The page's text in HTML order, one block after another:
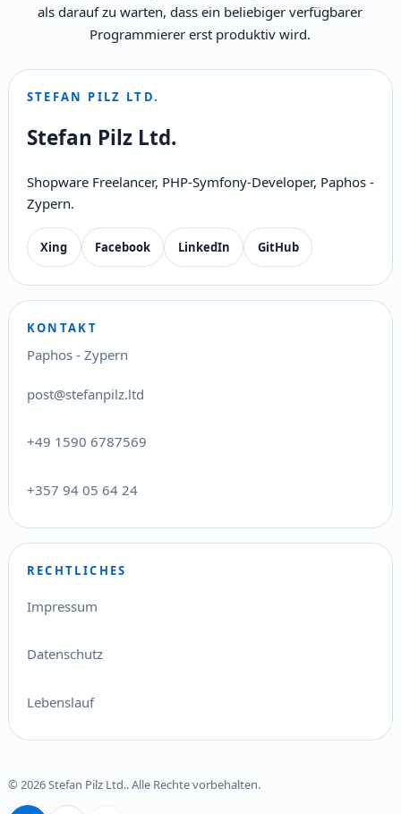
als darauf zu warten, dass ein beliebiger verfügbarer
Programmierer erst produktiv wird.
STEFAN PILZ LTD.
Stefan Pilz Ltd.
Shopware Freelancer, PHP-Symfony-Developer, Paphos -
Zypern.
Xing Facebook LinkedIn GitHub
KONTAKT
Paphos - Zypern
post@stefanpilz.ltd
+49 1590 6787569
+357 94 05 64 24
RECHTLICHES
Impressum
Datenschutz
Lebenslauf
© 2026 Stefan Pilz Ltd.. Alle Rechte vorbehalten.